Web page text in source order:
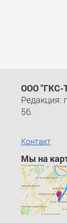
ООО "ГКС-
Редакция:
56.
Контакт
Мы на